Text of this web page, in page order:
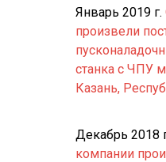
Январь 2019 г.
произвели
станка с ЧПУ
Казань,
Декабрь 2018
компании